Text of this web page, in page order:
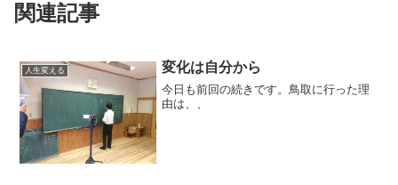
関連記事
人生変える 変化は自分から
今日も前回の続きです。鳥取に行った理
由は、、